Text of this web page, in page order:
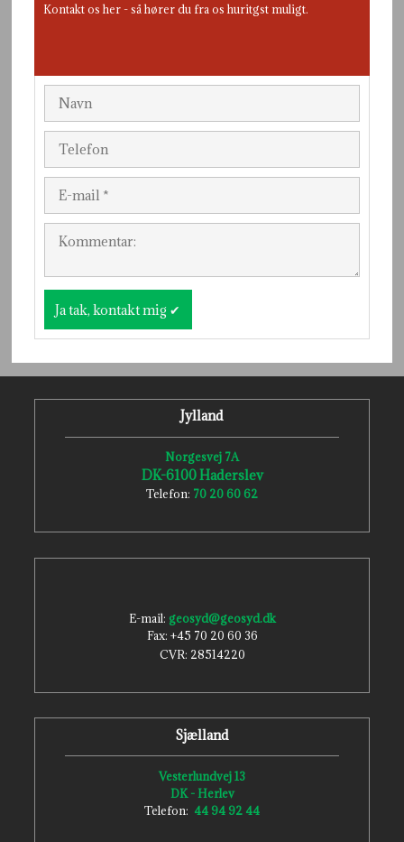
Kontakt os her - så hører du fra os huritgst muligt.
Jylland
Norgesvej 7A
DK-6100 Haderslev​
Telefon: 70 20 60 62
E-mail: geosyd@geosyd.dk
Fax: +45 70 20 60 36
CVR: ​28514220
Sjælland
Vesterlundvej 13
DK - Herlev
Telefon: 44 94 92 44